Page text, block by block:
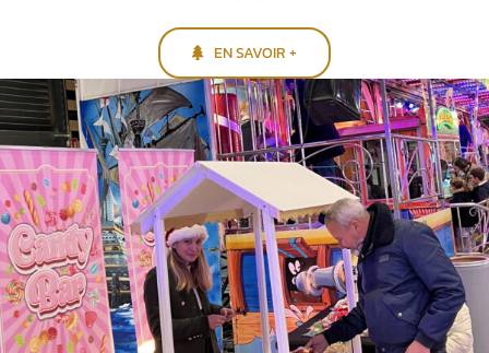
EN SAVOIR +